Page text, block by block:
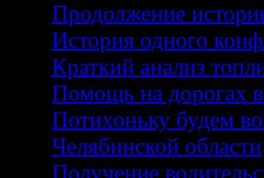
Продолжение
История одного
Краткий анализ
Помощь на дорогах
Потихоньку будем
Челябинской области
Получение